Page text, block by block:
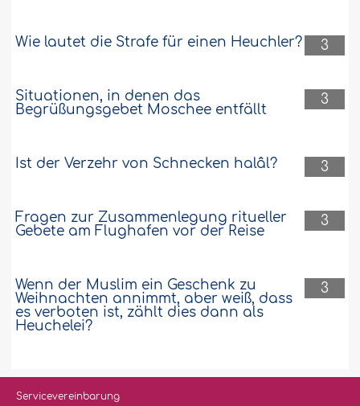
3
Wie lautet die Strafe für einen Heuchler?
3
Situationen, in denen das
Begrüßungsgebet Moschee entfällt
3
Ist der Verzehr von Schnecken halâl?
3
Fragen zur Zusammenlegung ritueller
Gebete am Flughafen vor der Reise
3
Wenn der Muslim ein Geschenk zu
Weihnachten annimmt, aber weiß, dass
es verboten ist, zählt dies dann als
Heuchelei?
Servicevereinbarung